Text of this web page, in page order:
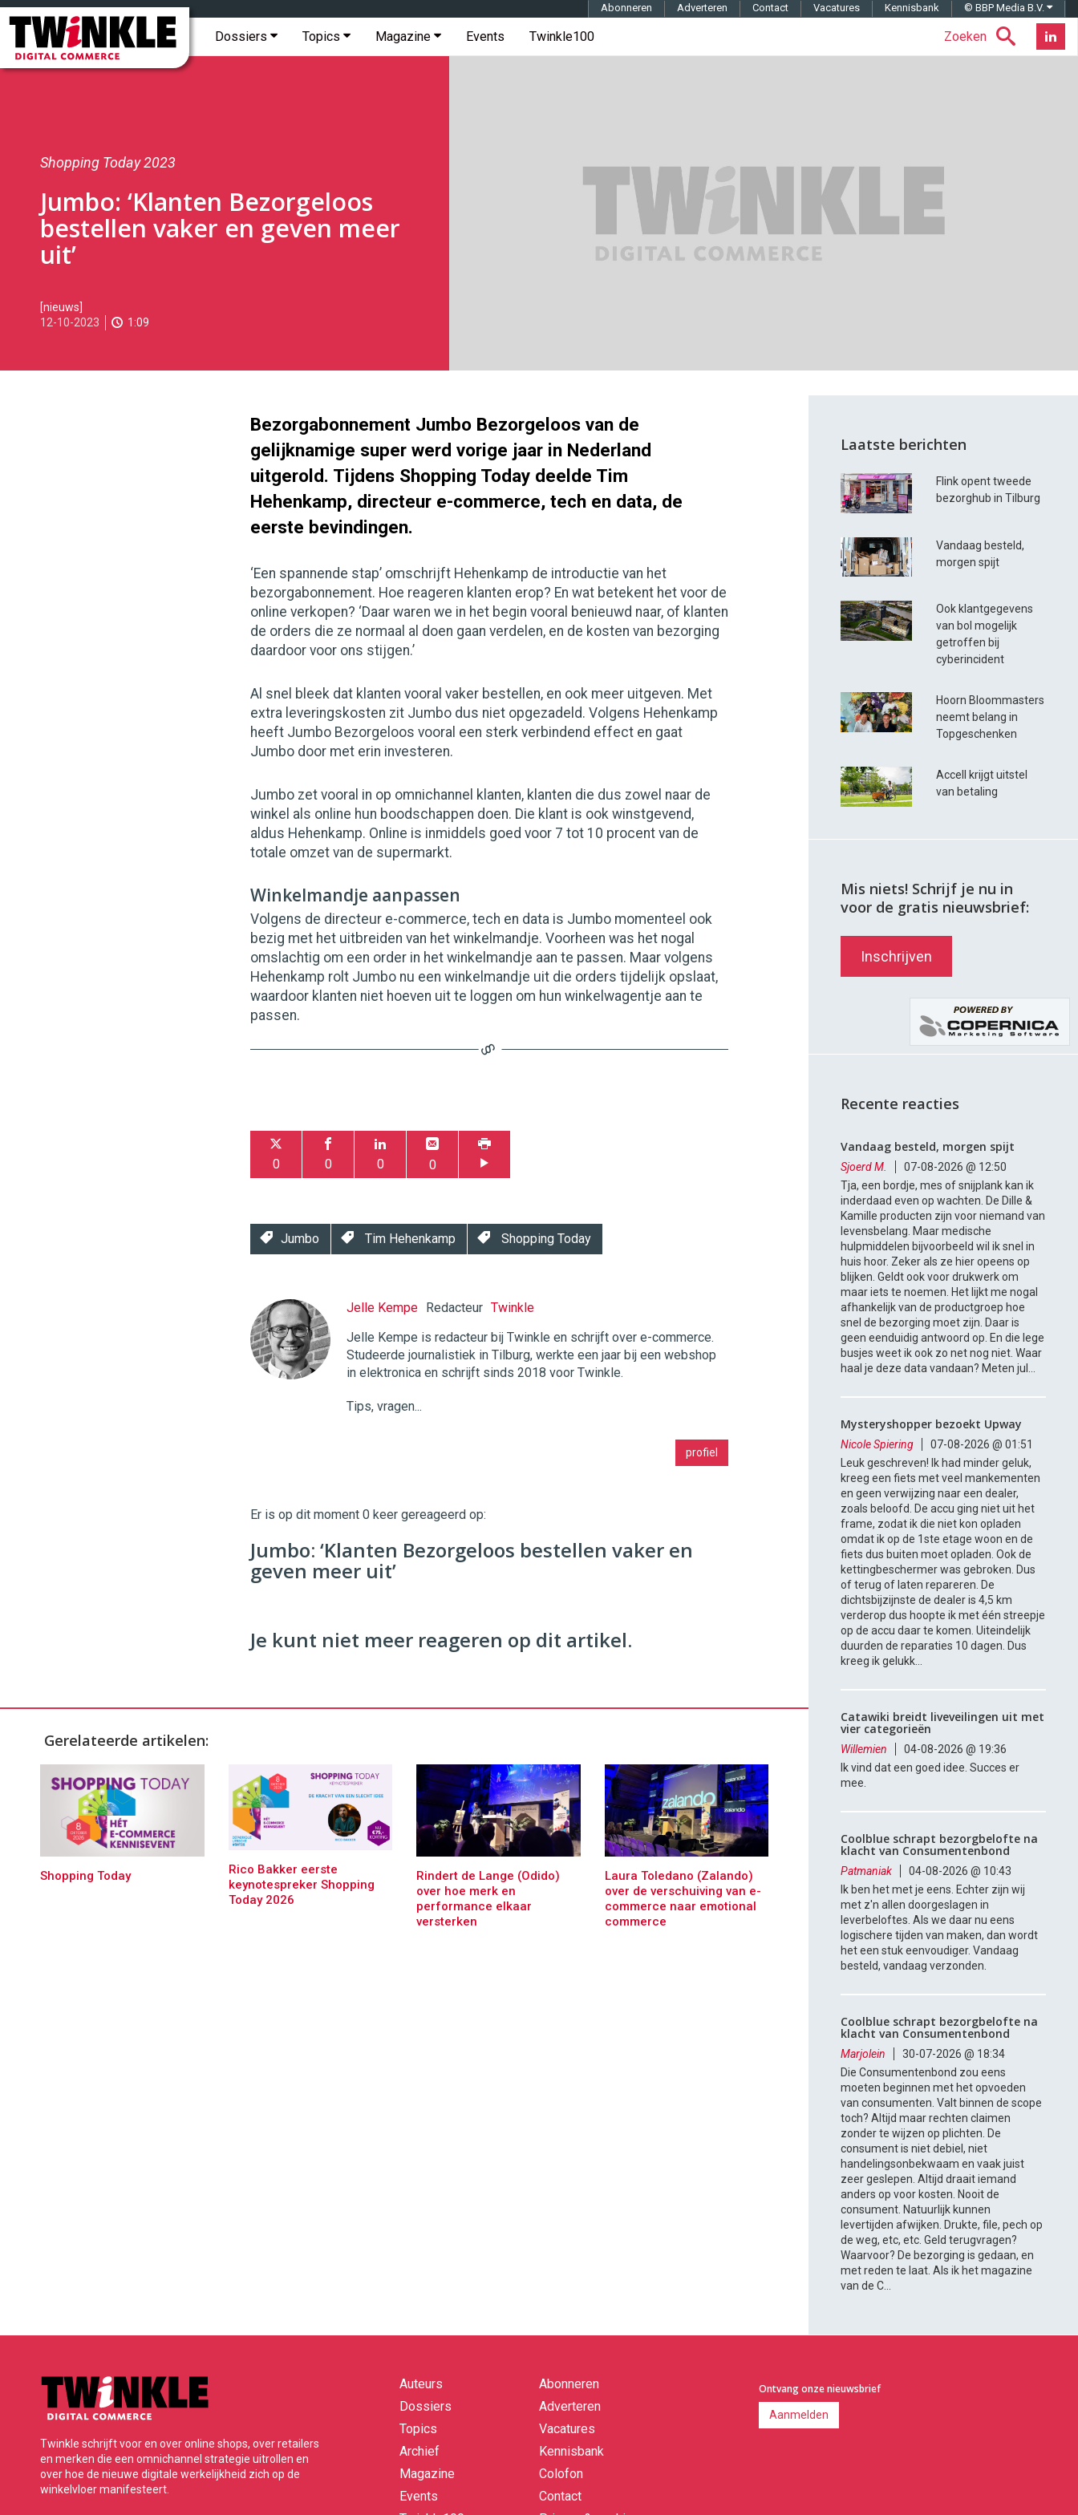
Twinkle
Digital
Commerce
Hoofdmenu Zoeken
Dossiers Topics Magazine Events Twinkle100
Topmenu Abonneren Adverteren Contact Vacatures Kennisbank © BBP Media B.V.
Shopping Today 2023
Jumbo: ‘Klanten Bezorgeloos
bestellen vaker en geven meer
uit’
2023-
10-
10-
[nieuws]
12-10-2023
1:09
Bezorgabonnement Jumbo Bezorgeloos van de
gelijknamige super werd vorige jaar in Nederland
uitgerold. Tijdens Shopping Today deelde Tim
Hehenkamp, directeur e-commerce, tech en data, de
eerste bevindingen.
‘Een spannende stap’ omschrijft Hehenkamp de introductie van het
bezorgabonnement. Hoe reageren klanten erop? En wat betekent het voor de
online verkopen? ‘Daar waren we in het begin vooral benieuwd naar, of klanten
de orders die ze normaal al doen gaan verdelen, en de kosten van bezorging
daardoor voor ons stijgen.’
Al snel bleek dat klanten vooral vaker bestellen, en ook meer uitgeven. Met
extra leveringskosten zit Jumbo dus niet opgezadeld. Volgens Hehenkamp
heeft Jumbo Bezorgeloos vooral een sterk verbindend effect en gaat
Jumbo door met erin investeren.
Jumbo zet vooral in op omnichannel klanten, klanten die dus zowel naar de
winkel als online hun boodschappen doen. Die klant is ook winstgevend,
aldus Hehenkamp. Online is inmiddels goed voor 7 tot 10 procent van de
totale omzet van de supermarkt.
Winkelmandje aanpassen
Volgens de directeur e-commerce, tech en data is Jumbo momenteel ook
bezig met het uitbreiden van het winkelmandje. Voorheen was het nogal
omslachtig om een order in het winkelmandje aan te passen. Maar volgens
Hehenkamp rolt Jumbo nu een winkelmandje uit die orders tijdelijk opslaat,
waardoor klanten niet hoeven uit te loggen om hun winkelwagentje aan te
passen.
0 0 0 0
Jumbo Tim Hehenkamp Shopping Today
Jelle Kempe Redacteur Twinkle
Jelle Kempe is redacteur bij Twinkle en schrijft over e-commerce.
Studeerde journalistiek in Tilburg, werkte een jaar bij een webshop
in elektronica en schrijft sinds 2018 voor Twinkle.
Tips, vragen...
profiel
Twinkle
|
Digital
Commercehttps://twinklemagazine.nl
Er is op dit moment 0 keer gereageerd op:
Jumbo: ‘Klanten Bezorgeloos bestellen vaker en
geven meer uit’
Je kunt niet meer reageren op dit artikel.
Gerelateerde artikelen:
Shopping Today
Rico Bakker eerste
keynotespreker Shopping
Today 2026
Rindert de Lange (Odido)
over hoe merk en
performance elkaar
versterken
Laura Toledano (Zalando)
over de verschuiving van e-
commerce naar emotional
commerce
Laatste berichten
Flink opent tweede
bezorghub in Tilburg
Vandaag besteld,
morgen spijt
Ook klantgegevens
van bol mogelijk
getroffen bij
cyberincident
Hoorn Bloommasters
neemt belang in
Topgeschenken
Accell krijgt uitstel
van betaling
Mis niets! Schrijf je nu in
voor de gratis nieuwsbrief:
Inschrijven
Recente reacties
Vandaag besteld, morgen spijt
Sjoerd M.
07-08-2026 @ 12:50
Tja, een bordje, mes of snijplank kan ik
inderdaad even op wachten. De Dille &
Kamille producten zijn voor niemand van
levensbelang. Maar medische
hulpmiddelen bijvoorbeeld wil ik snel in
huis hoor. Zeker als ze hier opeens op
blijken. Geldt ook voor drukwerk om
maar iets te noemen. Het lijkt me nogal
afhankelijk van de productgroep hoe
snel de bezorging moet zijn. Daar is
geen eenduidig antwoord op. En die lege
busjes weet ik ook zo net nog niet. Waar
haal je deze data vandaan? Meten jul...
Mysteryshopper bezoekt Upway
Nicole Spiering
07-08-2026 @ 01:51
Leuk geschreven! Ik had minder geluk,
kreeg een fiets met veel mankementen
en geen verwijzing naar een dealer,
zoals beloofd. De accu ging niet uit het
frame, zodat ik die niet kon opladen
omdat ik op de 1ste etage woon en de
fiets dus buiten moet opladen. Ook de
kettingbeschermer was gebroken. Dus
of terug of laten repareren. De
dichtsbijzijnste de dealer is 4,5 km
verderop dus hoopte ik met één streepje
op de accu daar te komen. Uiteindelijk
duurden de reparaties 10 dagen. Dus
kreeg ik gelukk...
Catawiki breidt liveveilingen uit met
vier categorieën
Willemien
04-08-2026 @ 19:36
Ik vind dat een goed idee. Succes er
mee.
Coolblue schrapt bezorgbelofte na
klacht van Consumentenbond
Patmaniak
04-08-2026 @ 10:43
Ik ben het met je eens. Echter zijn wij
met z'n allen doorgeslagen in
leverbeloftes. Als we daar nu eens
logischere tijden van maken, dan wordt
het een stuk eenvoudiger. Vandaag
besteld, vandaag verzonden.
Coolblue schrapt bezorgbelofte na
klacht van Consumentenbond
Marjolein
30-07-2026 @ 18:34
Die Consumentenbond zou eens
moeten beginnen met het opvoeden
van consumenten. Valt binnen de scope
toch? Altijd maar rechten claimen
zonder te wijzen op plichten. De
consument is niet debiel, niet
handelingsonbekwaam en vaak juist
zeer geslepen. Altijd draait iemand
anders op voor kosten. Nooit de
consument. Natuurlijk kunnen
levertijden afwijken. Drukte, file, pech op
de weg, etc, etc. Geld terugvragen?
Waarvoor? De bezorging is gedaan, en
met reden te laat. Als ik het magazine
van de C...
Twinkle schrijft voor en over online shops, over retailers
en merken die een omnichannel strategie uitrollen en
over hoe de nieuwe digitale werkelijkheid zich op de
winkelvloer manifesteert.
Quick
links
Auteurs
Dossiers
Topics
Archief
Magazine
Events
Abonneren
Adverteren
Vacatures
Kennisbank
Colofon
Contact
Ontvang onze nieuwsbrief
Aanmelden